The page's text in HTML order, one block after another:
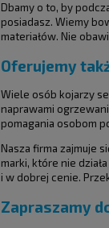
Dbamy o to, by
posiadasz. Wiemy
materiałów. Nie
Oferujemy
Wiele osób kojarzy
naprawami
pomagania osobom
Nasza firma zajmuje
marki, które nie
i w dobrej cenie.
Zapraszamy